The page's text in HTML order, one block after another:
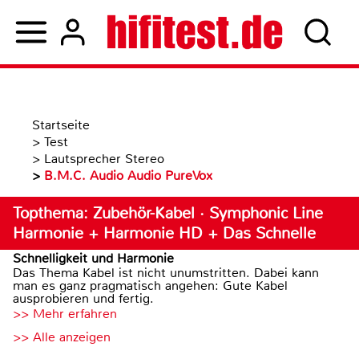
Startseite
> Test
> Lautsprecher Stereo
> B.M.C. Audio Audio PureVox
Topthema: Zubehör-Kabel · Symphonic Line
Harmonie + Harmonie HD + Das Schnelle
Schnelligkeit und Harmonie
Das Thema Kabel ist nicht unumstritten. Dabei kann
man es ganz pragmatisch angehen: Gute Kabel
ausprobieren und fertig.
>> Mehr erfahren
>> Alle anzeigen